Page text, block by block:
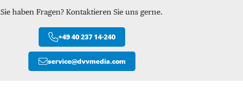
Sie haben Fragen? Kontaktieren Sie uns gerne.
+49 40 237 14-240
service@dvvmedia.com